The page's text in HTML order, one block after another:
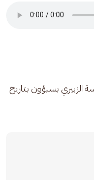
بسيؤون بتاريخ